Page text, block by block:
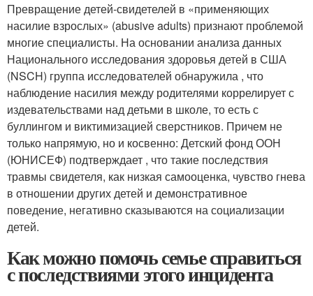
Превращение детей-свидетелей в «применяющих
насилие взрослых» (abusive adults) признают проблемой
многие специалисты. На основании анализа данных
Национального исследования здоровья детей в США
(NSCH) группа исследователей обнаружила , что
наблюдение насилия между родителями коррелирует с
издевательствами над детьми в школе, то есть с
буллингом и виктимизацией сверстников. Причем не
только напрямую, но и косвенно: Детский фонд ООН
(ЮНИСЕФ) подтверждает , что такие последствия
травмы свидетеля, как низкая самооценка, чувство гнева
в отношении других детей и демонстративное
поведение, негативно сказываются на социализации
детей.
Как можно помочь семье справиться
с последствиями этого инцидента